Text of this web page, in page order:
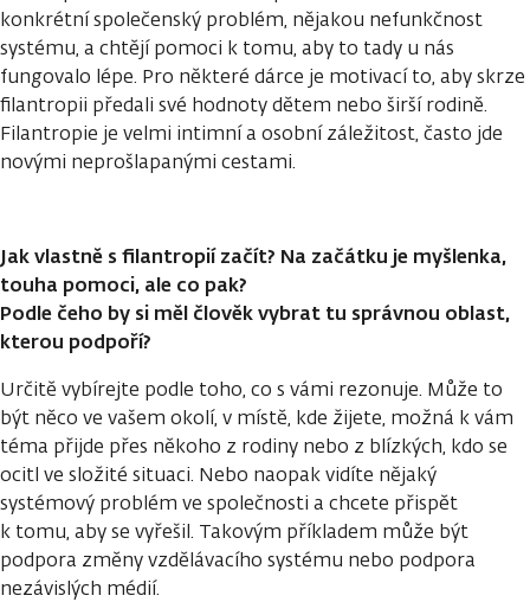
konkrétní společenský problém, nějakou nefunkčnost
systému, a chtějí pomoci k tomu, aby to tady u nás
fungovalo lépe. Pro některé dárce je motivací to, aby skrze
filantropii předali své hodnoty dětem nebo širší rodině.
Filantropie je velmi intimní a osobní záležitost, často jde
novými neprošlapanými cestami.
Jak vlastně s filantropií začít? Na začátku je myšlenka,
touha pomoci, ale co pak?
Podle čeho by si měl člověk vybrat tu správnou oblast,
kterou podpoří?
Určitě vybírejte podle toho, co s vámi rezonuje. Může to
být něco ve vašem okolí, v místě, kde žijete, možná k vám
téma přijde přes někoho z rodiny nebo z blízkých, kdo se
ocitl ve složité situaci. Nebo naopak vidíte nějaký
systémový problém ve společnosti a chcete přispět
k tomu, aby se vyřešil. Takovým příkladem může být
podpora změny vzdělávacího systému nebo podpora
nezávislých médií.